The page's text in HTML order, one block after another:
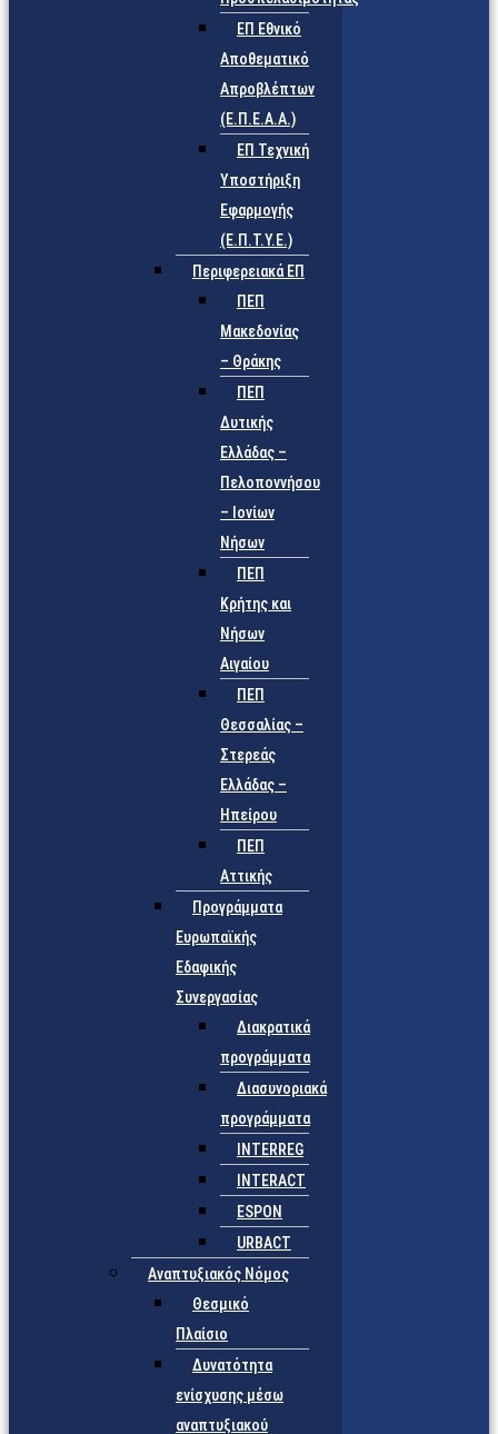
ΕΠ Εθνικό
Αποθεματικό
Απροβλέπτων
(Ε.Π.Ε.Α.Α.)
ΕΠ Τεχνική
Υποστήριξη
Εφαρμογής
(Ε.Π.Τ.Υ.Ε.)
Περιφερειακά ΕΠ
ΠΕΠ
Μακεδονίας
– Θράκης
ΠΕΠ
Δυτικής
Ελλάδας –
Πελοποννήσου
– Ιονίων
Νήσων
ΠΕΠ
Κρήτης και
Νήσων
Αιγαίου
ΠΕΠ
Θεσσαλίας –
Στερεάς
Ελλάδας –
Ηπείρου
ΠΕΠ
Αττικής
Προγράμματα
Ευρωπαϊκής
Εδαφικής
Συνεργασίας
Διακρατικά
προγράμματα
Διασυνοριακά
προγράμματα
INTERREG
INTERACT
ESPON
URBACT
Αναπτυξιακός Νόμος
Θεσμικό
Πλαίσιο
Δυνατότητα
ενίσχυσης μέσω
αναπτυξιακού